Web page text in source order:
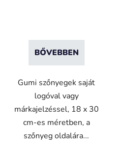
BŐVEBBEN
Gumi szőnyegek saját
logóval vagy
márkajelzéssel, 18 x 30
cm-es méretben, a
szőnyeg oldalára...